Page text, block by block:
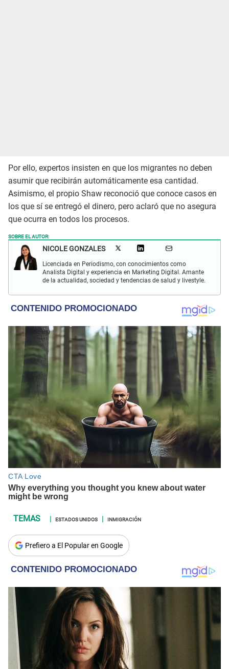
Por ello, expertos insisten en que los migrantes no deben
asumir que recibirán automáticamente esa cantidad.
Asimismo, el propio Shaw reconoció que conoce casos en
los que sí se entregó el dinero, pero aclaró que no asegura
que ocurra en todos los procesos.
SOBRE EL AUTOR:
NICOLE GONZALES
Licenciada en Periodismo, con conocimientos como
Analista Digital y experiencia en Marketing Digital. Amante
de la actualidad, sociedad y tendencias de salud y livestyle.
ESTADOS UNIDOS INMIGRACIÓN
Prefiero a El Popular en Google